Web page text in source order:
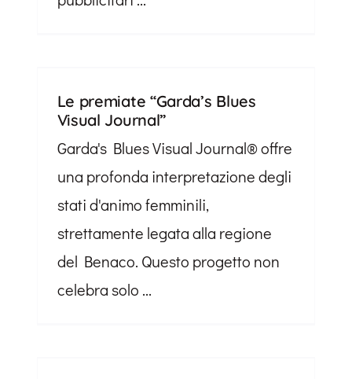
Le premiate “Garda’s Blues
Visual Journal”
Garda's Blues Visual Journal® offre
una profonda interpretazione degli
stati d'animo femminili,
strettamente legata alla regione
del Benaco. Questo progetto non
celebra solo ...